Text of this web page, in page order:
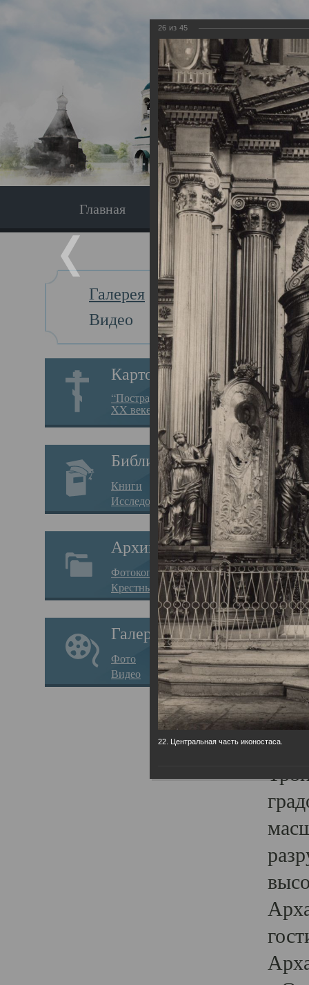
Главная Экскурсия
Галерея
Видео
Картотека
“Пострадавшие за веру в
XX веке на Севере”
Библиотека
Книги
Исследования
Архив
Фотокопии дел
Крестные ходы
Галерея
Фото
Видео
Главная
26 из 45
22. Центральная часть иконостаса.